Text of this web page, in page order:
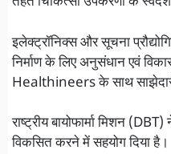
इलेक्ट्रॉनिक्स और सूचना
निर्माण के लिए अनुसंधान एवं
Healthineers के साथ
राष्ट्रीय बायोफार्मा मिशन
विकसित करने में सहयोग दिया है।